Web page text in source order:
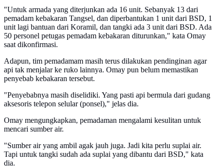
"Untuk armada yang diterjunkan ada 16 unit. Sebanyak 13 dari
pemadam kebakaran Tangsel, dan diperbantukan 1 unit dari BSD, 1
unit lagi bantuan dari Koramil, dan tangki ada 3 unit dari BSD. Ada
50 personel petugas pemadam kebakaran diturunkan," kata Omay
saat dikonfirmasi.
Adapun, tim pemadamam masih terus dilakukan pendinginan agar
api tak menjalar ke ruko lainnya. Omay pun belum memastikan
penyebab kebakaran tersebut.
"Penyebabnya masih diselidiki. Yang pasti api bermula dari gudang
aksesoris telepon selular (ponsel)," jelas dia.
Omay mengungkapkan, pemadaman mengalami kesulitan untuk
mencari sumber air.
"Sumber air yang ambil agak jauh juga. Jadi kita perlu suplai air.
Tapi untuk tangki sudah ada suplai yang dibantu dari BSD," kata
dia.